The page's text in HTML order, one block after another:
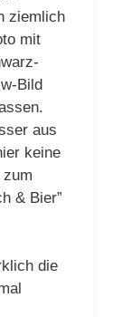
ziemlich
mit
Bild
aus
keine
& Bier”
die